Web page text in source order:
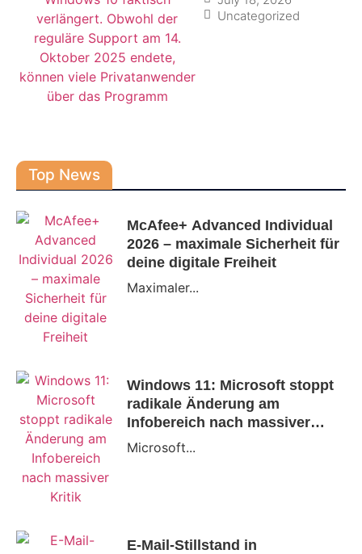
Uncategorized
Top News
McAfee+ Advanced Individual
2026 – maximale Sicherheit für
deine digitale Freiheit
Maximaler...
Windows 11: Microsoft stoppt
radikale Änderung am
Infobereich nach massiver
Kritik
Microsoft...
E-Mail-Stillstand in